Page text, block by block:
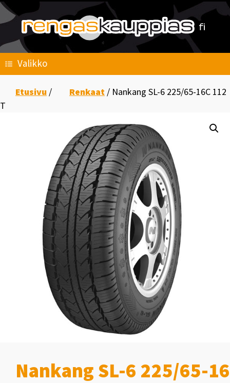
Skip
content
Valikko
Etusivu / Renkaat / Nankang SL-6 225/65-16C 112
T
Nankang SL-6 225/65-